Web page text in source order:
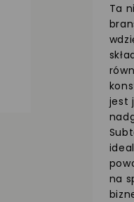
Ta
jest
na